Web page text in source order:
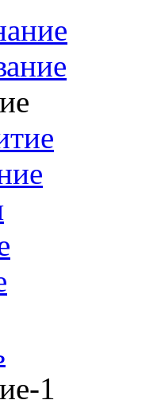
1